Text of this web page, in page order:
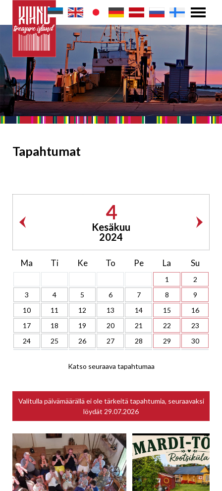
Tapahtumat
4
Kesäkuu
2024
Ma Ti Ke To Pe La Su
1
2
3
4 5 6 7 8
9
10
11 12 13 14 15
16
17
18 19 20 21 22
23
24
25 26 27 28 29 30
Katso seuraava tapahtumaa
Valitulla päivämäärällä ei ole tärkeitä tapahtumia, seuraavaksi
löydät 29.07.2026